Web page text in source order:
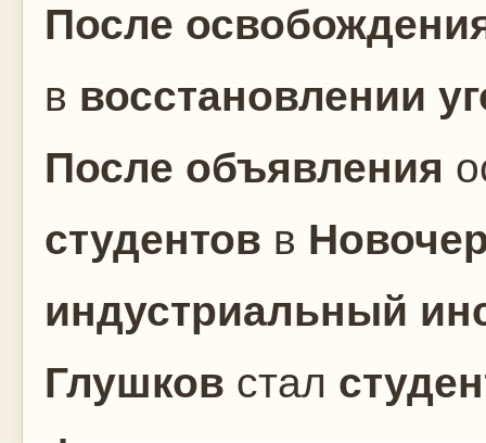
После
в восстановлении
После объявления
студентов в
индустриальный
Глушков стал